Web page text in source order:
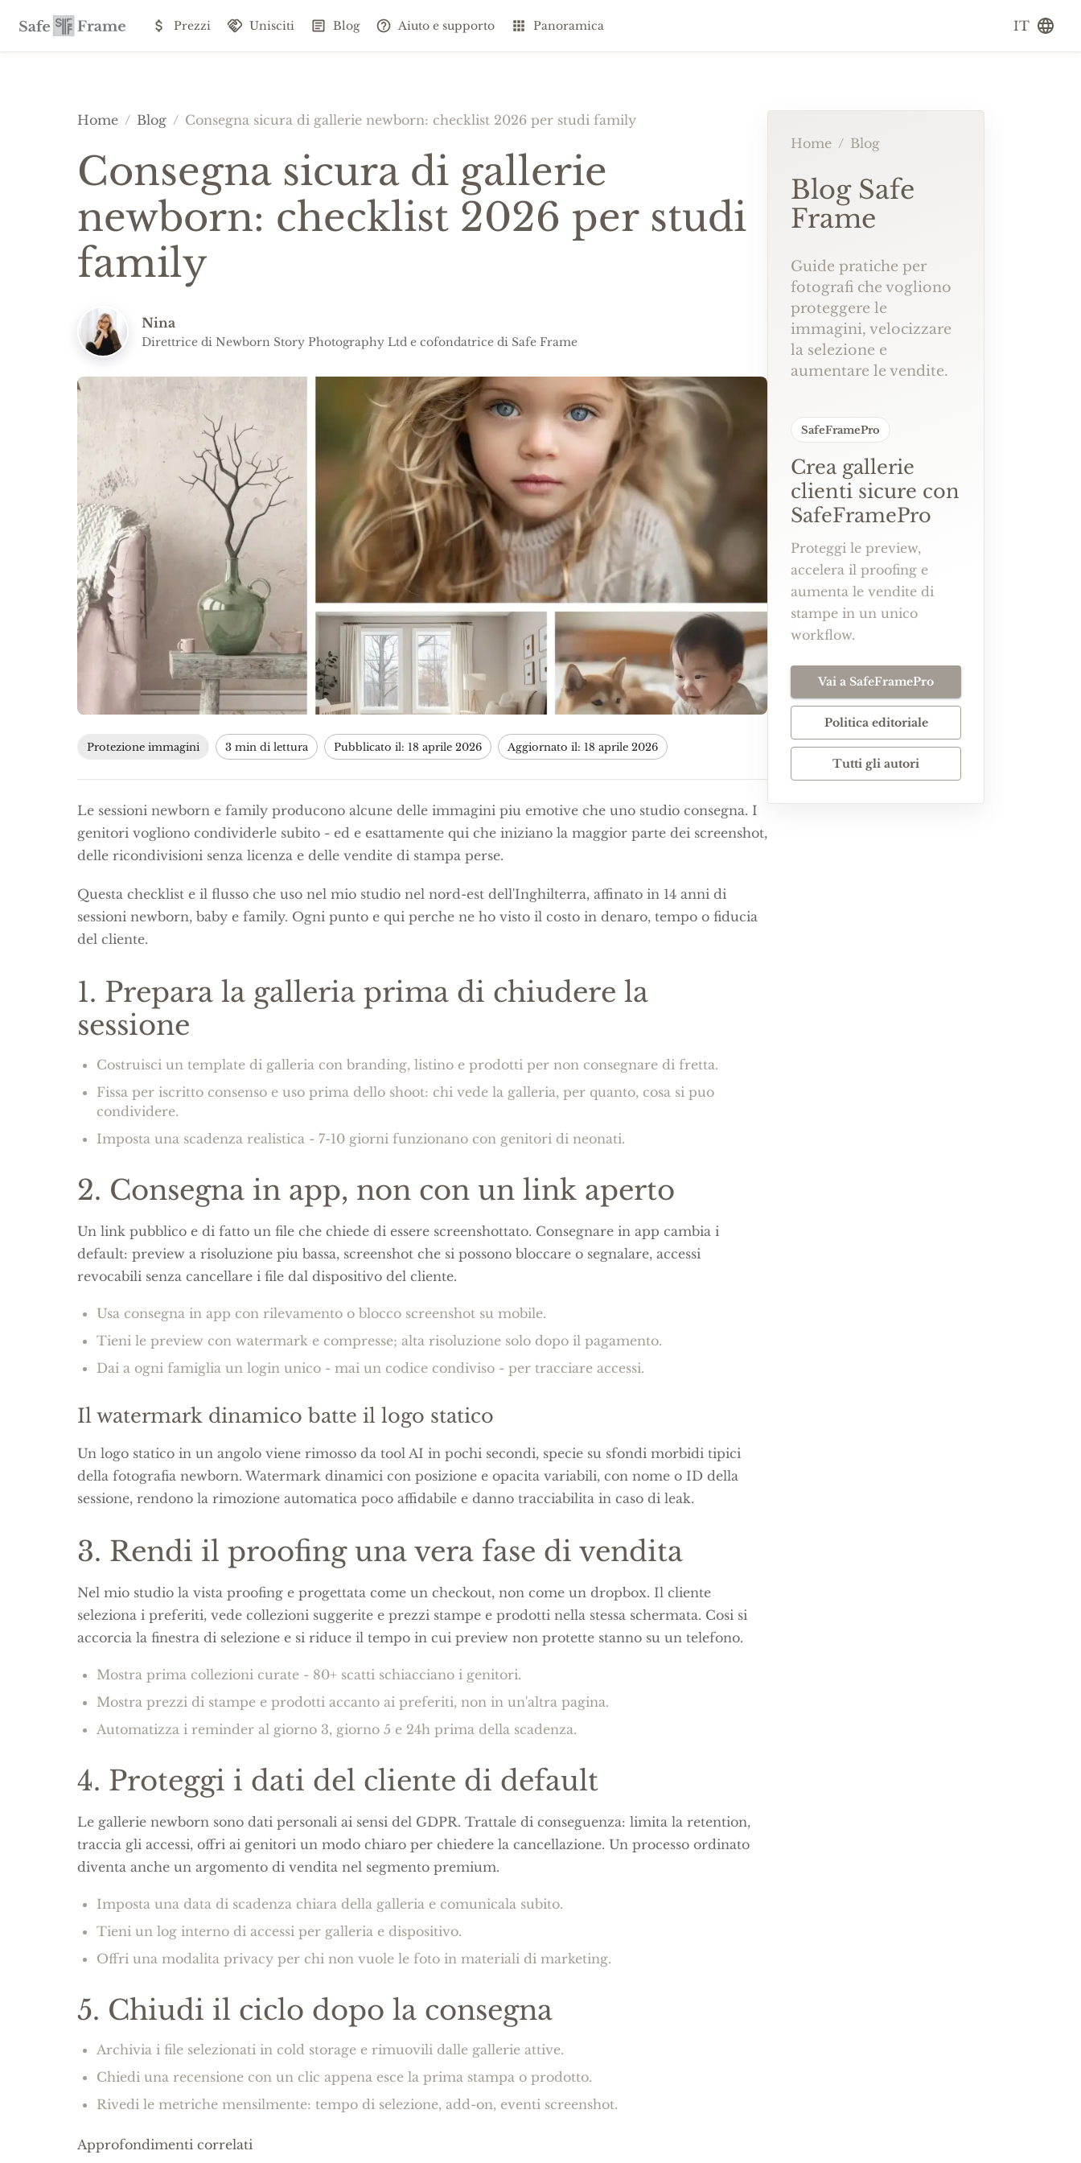
Prezzi Unisciti Blog Aiuto e supporto Panoramica IT
Home / Blog / Consegna sicura di gallerie newborn: checklist 2026 per studi family
Consegna sicura di gallerie
newborn: checklist 2026 per studi
family
Nina
Direttrice di Newborn Story Photography Ltd e cofondatrice di Safe Frame
Protezione immagini 3 min di lettura Pubblicato il: 18 aprile 2026 Aggiornato il: 18 aprile 2026
Le sessioni newborn e family producono alcune delle immagini piu emotive che uno studio consegna. I
genitori vogliono condividerle subito - ed e esattamente qui che iniziano la maggior parte dei screenshot,
delle ricondivisioni senza licenza e delle vendite di stampa perse.
Questa checklist e il flusso che uso nel mio studio nel nord-est dell'Inghilterra, affinato in 14 anni di
sessioni newborn, baby e family. Ogni punto e qui perche ne ho visto il costo in denaro, tempo o fiducia
del cliente.
1. Prepara la galleria prima di chiudere la
sessione
Costruisci un template di galleria con branding, listino e prodotti per non consegnare di fretta.
Fissa per iscritto consenso e uso prima dello shoot: chi vede la galleria, per quanto, cosa si puo
condividere.
Imposta una scadenza realistica - 7-10 giorni funzionano con genitori di neonati.
2. Consegna in app, non con un link aperto
Un link pubblico e di fatto un file che chiede di essere screenshottato. Consegnare in app cambia i
default: preview a risoluzione piu bassa, screenshot che si possono bloccare o segnalare, accessi
revocabili senza cancellare i file dal dispositivo del cliente.
Usa consegna in app con rilevamento o blocco screenshot su mobile.
Tieni le preview con watermark e compresse; alta risoluzione solo dopo il pagamento.
Dai a ogni famiglia un login unico - mai un codice condiviso - per tracciare accessi.
Il watermark dinamico batte il logo statico
Un logo statico in un angolo viene rimosso da tool AI in pochi secondi, specie su sfondi morbidi tipici
della fotografia newborn. Watermark dinamici con posizione e opacita variabili, con nome o ID della
sessione, rendono la rimozione automatica poco affidabile e danno tracciabilita in caso di leak.
3. Rendi il proofing una vera fase di vendita
Nel mio studio la vista proofing e progettata come un checkout, non come un dropbox. Il cliente
seleziona i preferiti, vede collezioni suggerite e prezzi stampe e prodotti nella stessa schermata. Cosi si
accorcia la finestra di selezione e si riduce il tempo in cui preview non protette stanno su un telefono.
Mostra prima collezioni curate - 80+ scatti schiacciano i genitori.
Mostra prezzi di stampe e prodotti accanto ai preferiti, non in un'altra pagina.
Automatizza i reminder al giorno 3, giorno 5 e 24h prima della scadenza.
4. Proteggi i dati del cliente di default
Le gallerie newborn sono dati personali ai sensi del GDPR. Trattale di conseguenza: limita la retention,
traccia gli accessi, offri ai genitori un modo chiaro per chiedere la cancellazione. Un processo ordinato
diventa anche un argomento di vendita nel segmento premium.
Imposta una data di scadenza chiara della galleria e comunicala subito.
Tieni un log interno di accessi per galleria e dispositivo.
Offri una modalita privacy per chi non vuole le foto in materiali di marketing.
5. Chiudi il ciclo dopo la consegna
Archivia i file selezionati in cold storage e rimuovili dalle gallerie attive.
Chiedi una recensione con un clic appena esce la prima stampa o prodotto.
Rivedi le metriche mensilmente: tempo di selezione, add-on, eventi screenshot.
Approfondimenti correlati
Home / Blog
Blog Safe
Frame
Guide pratiche per
fotografi che vogliono
proteggere le
immagini, velocizzare
la selezione e
aumentare le vendite.
SafeFramePro
Crea gallerie
clienti sicure con
SafeFramePro
Proteggi le preview,
accelera il proofing e
aumenta le vendite di
stampe in un unico
workflow.
Vai a SafeFramePro
Politica editoriale
Tutti gli autori